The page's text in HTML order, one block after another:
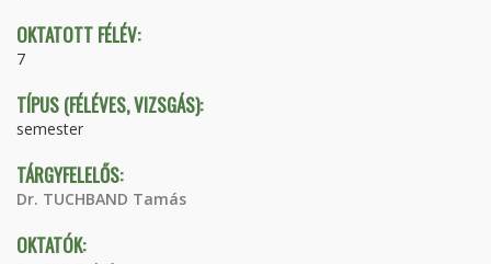
OKTATOTT FÉLÉV:
7
TÍPUS (FÉLÉVES, VIZSGÁS):
semester
TÁRGYFELELŐS:
Dr. TUCHBAND Tamás
OKTATÓK: